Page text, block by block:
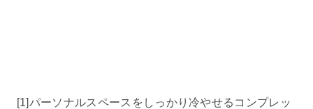
[1]パーソナルスペースをしっかり冷やせるコンプレッ